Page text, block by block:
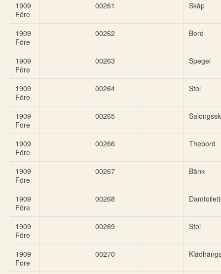
1909
Före
00261 Skåp
1909
Före
00262 Bord
1909
Före
00263 Spegel
1909
Före
00264 Stol
1909
Före
00265
1909
Före
00266 Thebord
1909
Före
00267 Bänk
1909
Före
00268
1909
Före
00269 Stol
1909
Före
00270